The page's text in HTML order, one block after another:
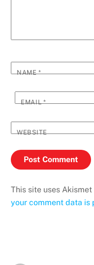
NAME*
EMAIL*
WEBSITE
This site uses
your comment data is